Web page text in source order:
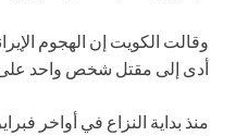
وقالت الكويت إن الهجوم
أدى إلى مقتل شخص واحد على
منذ بداية النزاع في أواخر